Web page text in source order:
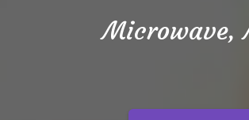
Microwave,